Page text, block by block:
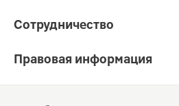
Сотрудничество
Правовая информация